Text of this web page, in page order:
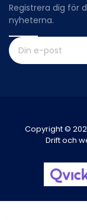
Registrera dig för
nyheterna.
Copyright ©
Drift och